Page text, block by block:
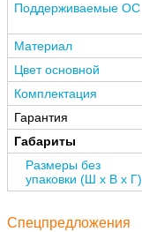
Поддерживаемые ОС
Материал
Цвет основной
Комплектация
Гарантия
Габариты
Размеры без
упаковки (Ш x В x Г)
Спецпредложения